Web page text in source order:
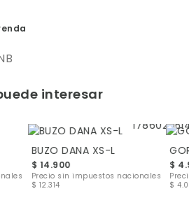
interesar
BUZO DANA XS-L
$ 14.900
Precio sin impuestos nacionales
$ 12.314
$
$